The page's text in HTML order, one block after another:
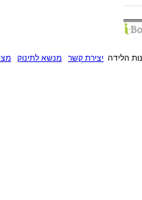
הלידה יצירת קשר מנשא לתינוק